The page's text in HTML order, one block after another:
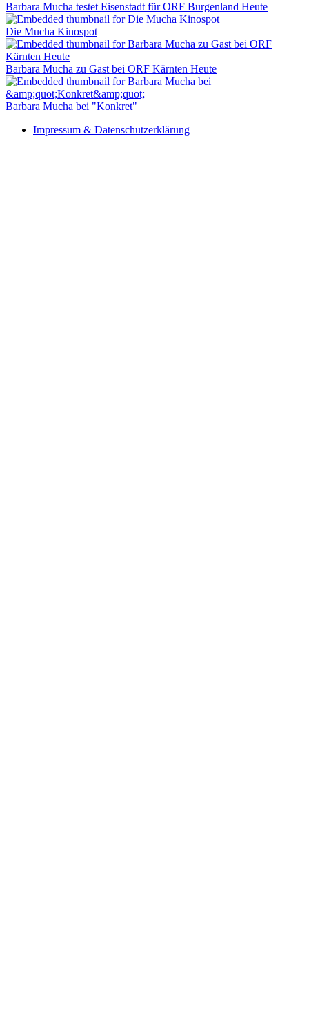
Barbara Mucha testet Eisenstadt für ORF Burgenland Heute
Die Mucha Kinospot
Barbara Mucha zu Gast bei ORF Kärnten Heute
Barbara Mucha bei "Konkret"
Impressum & Datenschutzerklärung